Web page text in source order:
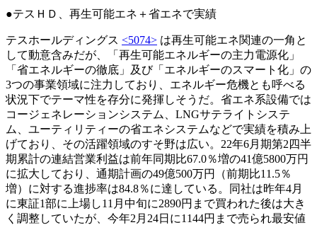
●テスＨＤ、再生可能エネ＋省エネで実績
テスホールディングス <5074> は再生可能エネ関連の一角と
して動意含みだが、「再生可能エネルギーの主力電源化」
「省エネルギーの徹底」及び「エネルギーのスマート化」の
3つの事業領域に注力しており、エネルギー危機とも呼べる
状況下でテーマ性を存分に発揮しそうだ。省エネ系設備では
コージェネレーションシステム、LNGサテライトシステ
ム、ユーティリティーの省エネシステムなどで実績を積み上
げており、その活躍領域のすそ野は広い。22年6月期第2四半
期累計の連結営業利益は前年同期比67.0％増の41億5800万円
に拡大しており、通期計画の49億500万円（前期比11.5％
増）に対する進捗率は84.8％に達している。同社は昨年4月
に東証1部に上場し11月中旬に2890円まで買われた後は大き
く調整していたが、今年2月24日に1144円まで売られ最安値